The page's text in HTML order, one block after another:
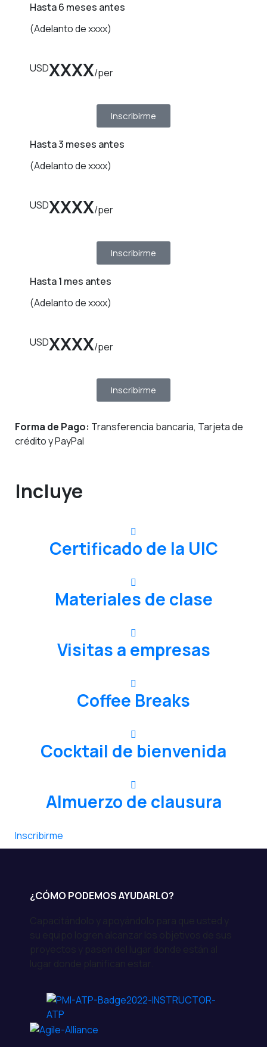
Hasta 6 meses antes
(Adelanto de xxxx)
USDXXXX/per
Inscribirme
Hasta 3 meses antes
(Adelanto de xxxx)
USDXXXX/per
Inscribirme
Hasta 1 mes antes
(Adelanto de xxxx)
USDXXXX/per
Inscribirme
Forma de Pago: Transferencia bancaria, Tarjeta de
crédito y PayPal
Incluye
Certificado de la UIC
Materiales de clase
Visitas a empresas
Coffee Breaks
Cocktail de bienvenida
Almuerzo de clausura
Inscribirme
¿CÓMO PODEMOS AYUDARLO?